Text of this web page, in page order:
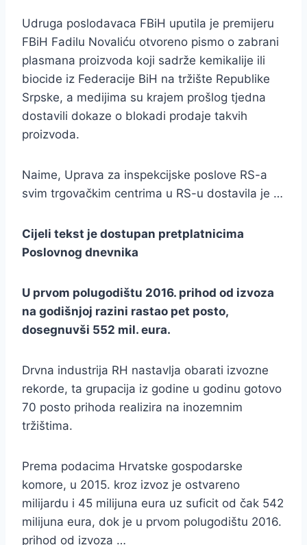
Udruga poslodavaca FBiH uputila je premijeru
FBiH Fadilu Novaliću otvoreno pismo o zabrani
plasmana proizvoda koji sadrže kemikalije ili
biocide iz Federacije BiH na tržište Republike
Srpske, a medijima su krajem prošlog tjedna
dostavili dokaze o blokadi prodaje takvih
proizvoda.
Naime, Uprava za inspekcijske poslove RS-a
svim trgovačkim centrima u RS-u dostavila je …
Cijeli tekst je dostupan pretplatnicima
Poslovnog dnevnika
U prvom polugodištu 2016. prihod od izvoza
na godišnjoj razini rastao pet posto,
dosegnuvši 552 mil. eura.
Drvna industrija RH nastavlja obarati izvozne
rekorde, ta grupacija iz godine u godinu gotovo
70 posto prihoda realizira na inozemnim
tržištima.
Prema podacima Hrvatske gospodarske
komore, u 2015. kroz izvoz je ostvareno
milijardu i 45 milijuna eura uz suficit od čak 542
milijuna eura, dok je u prvom polugodištu 2016.
prihod od izvoza …